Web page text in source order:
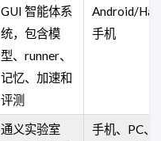
GUI 智能体系
统，包含模
型、runner、
记忆、加速和
评测
Android/
手机
通义实验室
手机、PC、